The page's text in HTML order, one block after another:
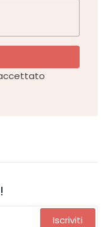
Iscriviti